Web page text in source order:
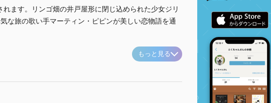
ます。リンゴ畑の井戸屋形に閉じ込められた少女ジリ
な旅の歌い手マーティン・ピピンが美しい恋物語を通
もっと見る